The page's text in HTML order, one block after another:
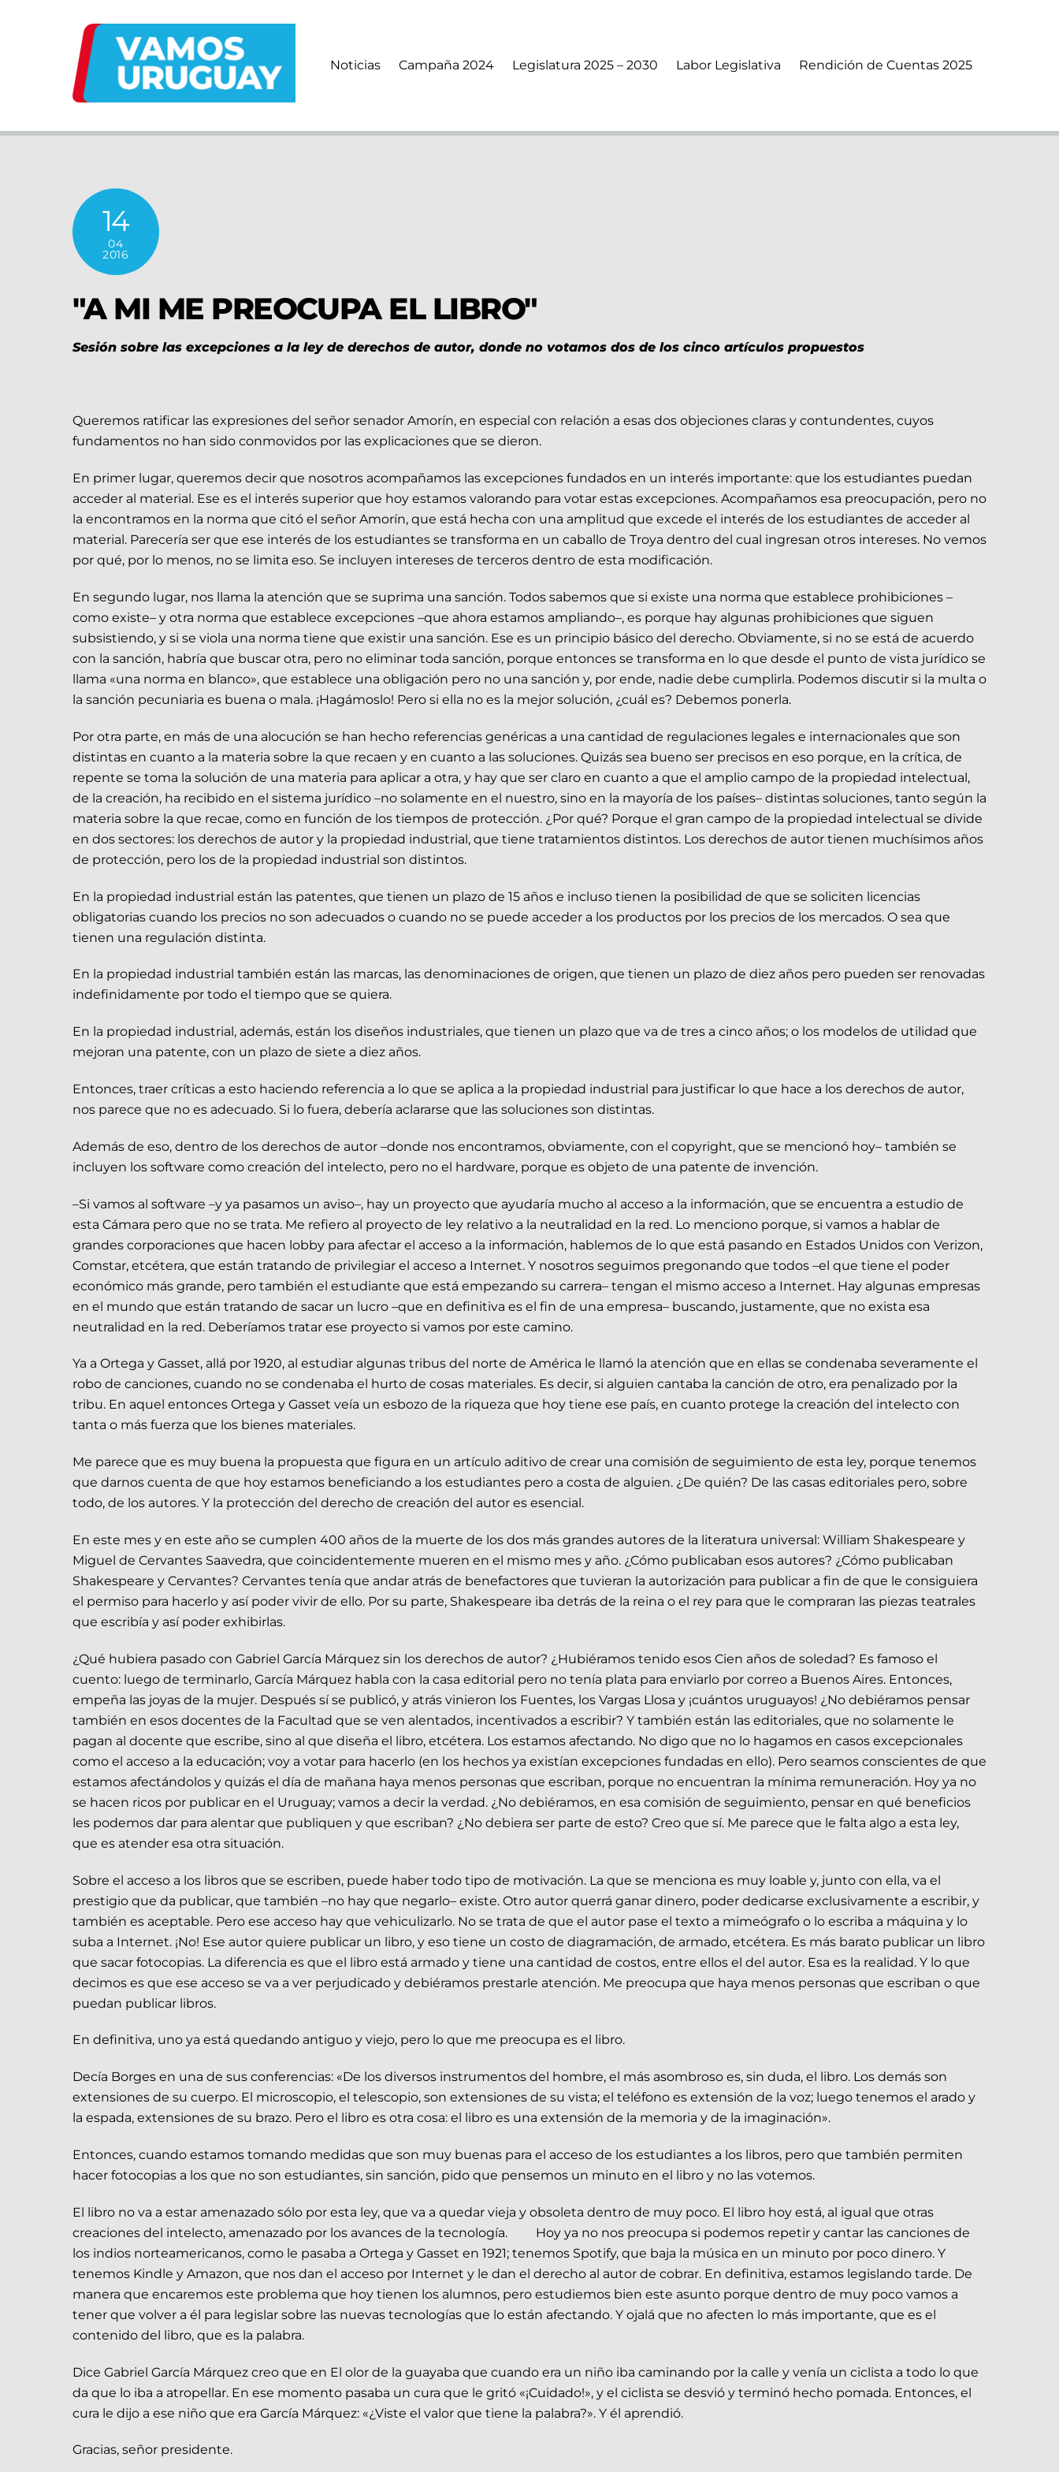
Noticias
Campaña 2024 Legislatura 2025 – 2030 Labor Legislativa Rendición de Cuentas 2025
14
04
2016
"A MI ME PREOCUPA EL LIBRO"
Sesión sobre las excepciones a la ley de derechos de autor, donde no votamos dos de los cinco artículos propuestos
Queremos ratificar las expresiones del señor senador Amorín, en especial con relación a esas dos objeciones claras y contundentes, cuyos
fundamentos no han sido conmovidos por las explicaciones que se dieron.
En primer lugar, queremos decir que nosotros acompañamos las excepciones fundados en un interés importante: que los estudiantes puedan
acceder al material. Ese es el interés superior que hoy estamos valorando para votar estas excepciones. Acompañamos esa preocupación, pero no
la encontramos en la norma que citó el señor Amorín, que está hecha con una amplitud que excede el interés de los estudiantes de acceder al
material. Parecería ser que ese interés de los estudiantes se transforma en un caballo de Troya dentro del cual ingresan otros intereses. No vemos
por qué, por lo menos, no se limita eso. Se incluyen intereses de terceros dentro de esta modificación.
En segundo lugar, nos llama la atención que se suprima una sanción. Todos sabemos que si existe una norma que establece prohibiciones –
como existe– y otra norma que establece excepciones –que ahora estamos ampliando–, es porque hay algunas prohibiciones que siguen
subsistiendo, y si se viola una norma tiene que existir una sanción. Ese es un principio básico del derecho. Obviamente, si no se está de acuerdo
con la sanción, habría que buscar otra, pero no eliminar toda sanción, porque entonces se transforma en lo que desde el punto de vista jurídico se
llama «una norma en blanco», que establece una obligación pero no una sanción y, por ende, nadie debe cumplirla. Podemos discutir si la multa o
la sanción pecuniaria es buena o mala. ¡Hagámoslo! Pero si ella no es la mejor solución, ¿cuál es? Debemos ponerla.
Por otra parte, en más de una alocución se han hecho referencias genéricas a una cantidad de regulaciones legales e internacionales que son
distintas en cuanto a la materia sobre la que recaen y en cuanto a las soluciones. Quizás sea bueno ser precisos en eso porque, en la crítica, de
repente se toma la solución de una materia para aplicar a otra, y hay que ser claro en cuanto a que el amplio campo de la propiedad intelectual,
de la creación, ha recibido en el sistema jurídico –no solamente en el nuestro, sino en la mayoría de los países– distintas soluciones, tanto según la
materia sobre la que recae, como en función de los tiempos de protección. ¿Por qué? Porque el gran campo de la propiedad intelectual se divide
en dos sectores: los derechos de autor y la propiedad industrial, que tiene tratamientos distintos. Los derechos de autor tienen muchísimos años
de protección, pero los de la propiedad industrial son distintos.
En la propiedad industrial están las patentes, que tienen un plazo de 15 años e incluso tienen la posibilidad de que se soliciten licencias
obligatorias cuando los precios no son adecuados o cuando no se puede acceder a los productos por los precios de los mercados. O sea que
tienen una regulación distinta.
En la propiedad industrial también están las marcas, las denominaciones de origen, que tienen un plazo de diez años pero pueden ser renovadas
indefinidamente por todo el tiempo que se quiera.
En la propiedad industrial, además, están los diseños industriales, que tienen un plazo que va de tres a cinco años; o los modelos de utilidad que
mejoran una patente, con un plazo de siete a diez años.
Entonces, traer críticas a esto haciendo referencia a lo que se aplica a la propiedad industrial para justificar lo que hace a los derechos de autor,
nos parece que no es adecuado. Si lo fuera, debería aclararse que las soluciones son distintas.
Además de eso, dentro de los derechos de autor –donde nos encontramos, obviamente, con el copyright, que se mencionó hoy– también se
incluyen los software como creación del intelecto, pero no el hardware, porque es objeto de una patente de invención.
–Si vamos al software –y ya pasamos un aviso–, hay un proyecto que ayudaría mucho al acceso a la información, que se encuentra a estudio de
esta Cámara pero que no se trata. Me refiero al proyecto de ley relativo a la neutralidad en la red. Lo menciono porque, si vamos a hablar de
grandes corporaciones que hacen lobby para afectar el acceso a la información, hablemos de lo que está pasando en Estados Unidos con Verizon,
Comstar, etcétera, que están tratando de privilegiar el acceso a Internet. Y nosotros seguimos pregonando que todos –el que tiene el poder
económico más grande, pero también el estudiante que está empezando su carrera– tengan el mismo acceso a Internet. Hay algunas empresas
en el mundo que están tratando de sacar un lucro –que en definitiva es el fin de una empresa– buscando, justamente, que no exista esa
neutralidad en la red. Deberíamos tratar ese proyecto si vamos por este camino.
Ya a Ortega y Gasset, allá por 1920, al estudiar algunas tribus del norte de América le llamó la atención que en ellas se condenaba severamente el
robo de canciones, cuando no se condenaba el hurto de cosas materiales. Es decir, si alguien cantaba la canción de otro, era penalizado por la
tribu. En aquel entonces Ortega y Gasset veía un esbozo de la riqueza que hoy tiene ese país, en cuanto protege la creación del intelecto con
tanta o más fuerza que los bienes materiales.
Me parece que es muy buena la propuesta que figura en un artículo aditivo de crear una comisión de seguimiento de esta ley, porque tenemos
que darnos cuenta de que hoy estamos beneficiando a los estudiantes pero a costa de alguien. ¿De quién? De las casas editoriales pero, sobre
todo, de los autores. Y la protección del derecho de creación del autor es esencial.
En este mes y en este año se cumplen 400 años de la muerte de los dos más grandes autores de la literatura universal: William Shakespeare y
Miguel de Cervantes Saavedra, que coincidentemente mueren en el mismo mes y año. ¿Cómo publicaban esos autores? ¿Cómo publicaban
Shakespeare y Cervantes? Cervantes tenía que andar atrás de benefactores que tuvieran la autorización para publicar a fin de que le consiguiera
el permiso para hacerlo y así poder vivir de ello. Por su parte, Shakespeare iba detrás de la reina o el rey para que le compraran las piezas teatrales
que escribía y así poder exhibirlas.
¿Qué hubiera pasado con Gabriel García Márquez sin los derechos de autor? ¿Hubiéramos tenido esos Cien años de soledad? Es famoso el
cuento: luego de terminarlo, García Márquez habla con la casa editorial pero no tenía plata para enviarlo por correo a Buenos Aires. Entonces,
empeña las joyas de la mujer. Después sí se publicó, y atrás vinieron los Fuentes, los Vargas Llosa y ¡cuántos uruguayos! ¿No debiéramos pensar
también en esos docentes de la Facultad que se ven alentados, incentivados a escribir? Y también están las editoriales, que no solamente le
pagan al docente que escribe, sino al que diseña el libro, etcétera. Los estamos afectando. No digo que no lo hagamos en casos excepcionales
como el acceso a la educación; voy a votar para hacerlo (en los hechos ya existían excepciones fundadas en ello). Pero seamos conscientes de que
estamos afectándolos y quizás el día de mañana haya menos personas que escriban, porque no encuentran la mínima remuneración. Hoy ya no
se hacen ricos por publicar en el Uruguay; vamos a decir la verdad. ¿No debiéramos, en esa comisión de seguimiento, pensar en qué beneficios
les podemos dar para alentar que publiquen y que escriban? ¿No debiera ser parte de esto? Creo que sí. Me parece que le falta algo a esta ley,
que es atender esa otra situación.
Sobre el acceso a los libros que se escriben, puede haber todo tipo de motivación. La que se menciona es muy loable y, junto con ella, va el
prestigio que da publicar, que también –no hay que negarlo– existe. Otro autor querrá ganar dinero, poder dedicarse exclusivamente a escribir, y
también es aceptable. Pero ese acceso hay que vehiculizarlo. No se trata de que el autor pase el texto a mimeógrafo o lo escriba a máquina y lo
suba a Internet. ¡No! Ese autor quiere publicar un libro, y eso tiene un costo de diagramación, de armado, etcétera. Es más barato publicar un libro
que sacar fotocopias. La diferencia es que el libro está armado y tiene una cantidad de costos, entre ellos el del autor. Esa es la realidad. Y lo que
decimos es que ese acceso se va a ver perjudicado y debiéramos prestarle atención. Me preocupa que haya menos personas que escriban o que
puedan publicar libros.
En definitiva, uno ya está quedando antiguo y viejo, pero lo que me preocupa es el libro.
Decía Borges en una de sus conferencias: «De los diversos instrumentos del hombre, el más asombroso es, sin duda, el libro. Los demás son
extensiones de su cuerpo. El microscopio, el telescopio, son extensiones de su vista; el teléfono es extensión de la voz; luego tenemos el arado y
la espada, extensiones de su brazo. Pero el libro es otra cosa: el libro es una extensión de la memoria y de la imaginación».
Entonces, cuando estamos tomando medidas que son muy buenas para el acceso de los estudiantes a los libros, pero que también permiten
hacer fotocopias a los que no son estudiantes, sin sanción, pido que pensemos un minuto en el libro y no las votemos.
El libro no va a estar amenazado sólo por esta ley, que va a quedar vieja y obsoleta dentro de muy poco. El libro hoy está, al igual que otras
creaciones del intelecto, amenazado por los avances de la tecnología. Hoy ya no nos preocupa si podemos repetir y cantar las canciones de
los indios norteamericanos, como le pasaba a Ortega y Gasset en 1921; tenemos Spotify, que baja la música en un minuto por poco dinero. Y
tenemos Kindle y Amazon, que nos dan el acceso por Internet y le dan el derecho al autor de cobrar. En definitiva, estamos legislando tarde. De
manera que encaremos este problema que hoy tienen los alumnos, pero estudiemos bien este asunto porque dentro de muy poco vamos a
tener que volver a él para legislar sobre las nuevas tecnologías que lo están afectando. Y ojalá que no afecten lo más importante, que es el
contenido del libro, que es la palabra.
Dice Gabriel García Márquez creo que en El olor de la guayaba que cuando era un niño iba caminando por la calle y venía un ciclista a todo lo que
da que lo iba a atropellar. En ese momento pasaba un cura que le gritó «¡Cuidado!», y el ciclista se desvió y terminó hecho pomada. Entonces, el
cura le dijo a ese niño que era García Márquez: «¿Viste el valor que tiene la palabra?». Y él aprendió.
Gracias, señor presidente.